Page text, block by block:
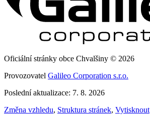
Oficiální stránky obce Chvalšiny © 2026
Provozovatel Galileo Corporation s.r.o.
Poslední aktualizace: 7. 8. 2026
Změna vzhledu, Struktura stránek, Vytisknout